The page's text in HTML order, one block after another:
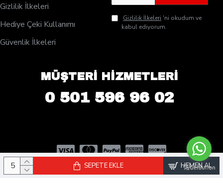
SEPETE EKLE HEMEN AL
Gizlilik İlkeleri
Hediye Çeki Kullanımı
Güvenlik İlkeleri
Gizlilik İlkeleri 'ni okudum ve
kabul ediyorum.
MÜŞTERİ HİZMETLERİ
0 501 596 96 02